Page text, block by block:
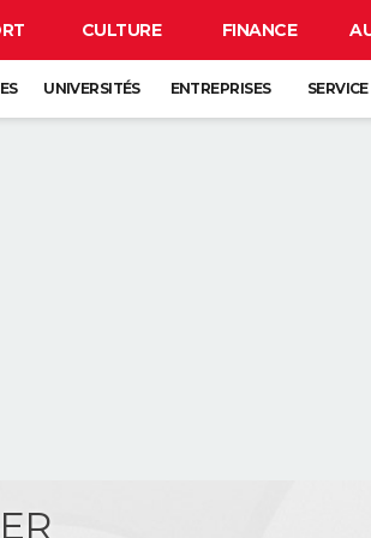
CULTURE FINANCE
UNIVERSITÉS ENTREPRISES